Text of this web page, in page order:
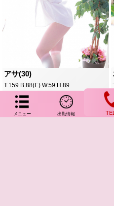
アサ(30)
T.159 B.88(E) W.59 H.89
17:00～23:59
メニュー 出勤情報